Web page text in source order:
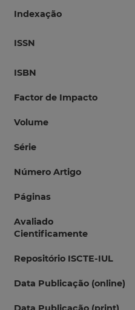
Indexação
ISSN
ISBN
Factor de Impacto
Volume
Série
Número Artigo
Páginas
Avaliado
Cientificamente
Repositório ISCTE-IUL
Data Publicação (online)